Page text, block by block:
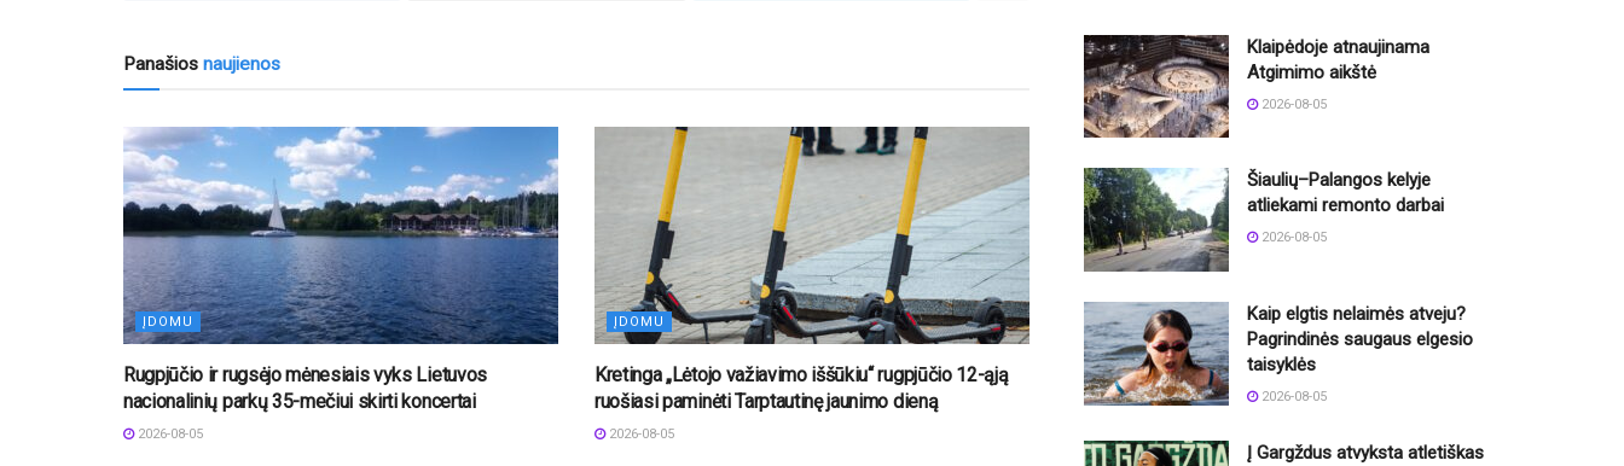
Panašios naujienos
ĮDOMU
Rugpjūčio ir rugsėjo mėnesiais vyks Lietuvos
nacionalinių parkų 35-mečiui skirti koncertai
2026-08-05
ĮDOMU
Kretinga „Lėtojo važiavimo iššūkiu“ rugpjūčio 12-ąją
ruošiasi paminėti Tarptautinę jaunimo dieną
2026-08-05
Klaipėdoje atnaujinama
Atgimimo aikštė
2026-08-05
Šiaulių–Palangos kelyje
atliekami remonto darbai
2026-08-05
Kaip elgtis nelaimės atveju?
Pagrindinės saugaus elgesio
taisyklės
2026-08-05
Į Gargždus atvyksta atletiškas